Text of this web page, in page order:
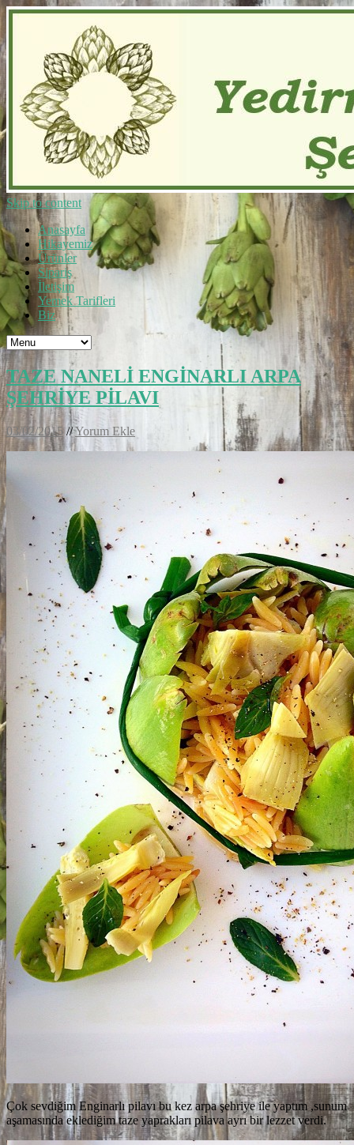
Skip to content
Anasayfa
Hikayemiz
Ürünler
Sipariş
İletişim
Yemek Tarifleri
Biz
TAZE NANELİ ENGİNARLI ARPA
ŞEHRİYE PİLAVI
03/02/2015//Yorum Ekle
Çok sevdiğim Enginarlı pilavı bu kez arpa şehriye ile yaptım ,sunum
aşamasında eklediğim taze yaprakları pilava ayrı bir lezzet verdi.